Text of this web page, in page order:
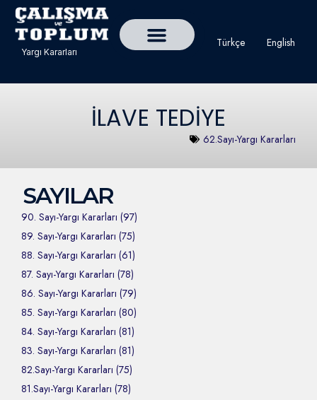
Türkçe English
Yargı Kararları
İLAVE TEDİYE
62.Sayı-Yargı Kararları
SAYILAR
90. Sayı-Yargı Kararları (97)
89. Sayı-Yargı Kararları (75)
88. Sayı-Yargı Kararları (61)
87. Sayı-Yargı Kararları (78)
86. Sayı-Yargı Kararları (79)
85. Sayı-Yargı Kararları (80)
84. Sayı-Yargı Kararları (81)
83. Sayı-Yargı Kararları (81)
82.Sayı-Yargı Kararları (75)
81.Sayı-Yargı Kararları (78)